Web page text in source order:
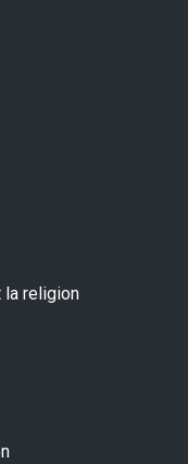
la religion